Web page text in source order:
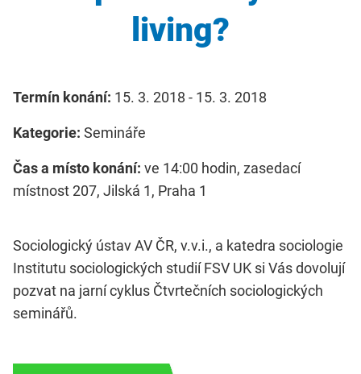
living?
Termín konání: 15. 3. 2018 - 15. 3. 2018
Kategorie: Semináře
Čas a místo konání: ve 14:00 hodin, zasedací
místnost 207, Jilská 1, Praha 1
Sociologický ústav AV ČR, v.v.i., a katedra sociologie
Institutu sociologických studií FSV UK si Vás dovolují
pozvat na jarní cyklus Čtvrtečních sociologických
seminářů.